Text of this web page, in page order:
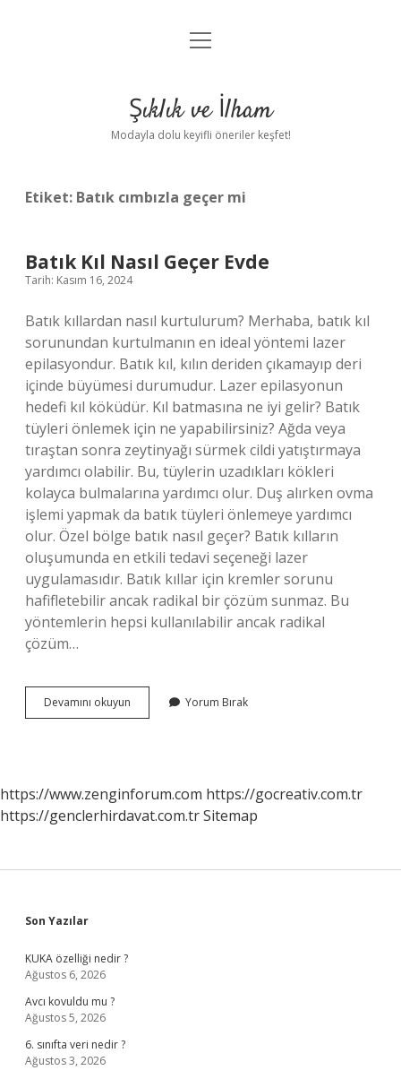
Anasayfa
Yasal Uyarı
menüyü
Şıklık ve İlham
Modayla dolu keyifli öneriler keşfet!
Etiket: Batık cımbızla geçer mi
Batık Kıl Nasıl Geçer Evde
Tarih: Kasım 16, 2024
Batık kıllardan nasıl kurtulurum? Merhaba, batık kıl
sorunundan kurtulmanın en ideal yöntemi lazer
epilasyondur. Batık kıl, kılın deriden çıkamayıp deri
içinde büyümesi durumudur. Lazer epilasyonun
hedefi kıl köküdür. Kıl batmasına ne iyi gelir? Batık
tüyleri önlemek için ne yapabilirsiniz? Ağda veya
tıraştan sonra zeytinyağı sürmek cildi yatıştırmaya
yardımcı olabilir. Bu, tüylerin uzadıkları kökleri
kolayca bulmalarına yardımcı olur. Duş alırken ovma
işlemi yapmak da batık tüyleri önlemeye yardımcı
olur. Özel bölge batık nasıl geçer? Batık kılların
oluşumunda en etkili tedavi seçeneği lazer
uygulamasıdır. Batık kıllar için kremler sorunu
hafifletebilir ancak radikal bir çözüm sunmaz. Bu
yöntemlerin hepsi kullanılabilir ancak radikal
çözüm…
Devamını okuyun
Kıl
Yorum Bırak
https://www.zenginforum.com https://gocreativ.com.tr
https://genclerhirdavat.com.trSitemap
Sidebar
Son Yazılar
KUKA özelliği nedir ?
Ağustos 6, 2026
Avcı kovuldu mu ?
Ağustos 5, 2026
6. sınıfta veri nedir ?
Ağustos 3, 2026